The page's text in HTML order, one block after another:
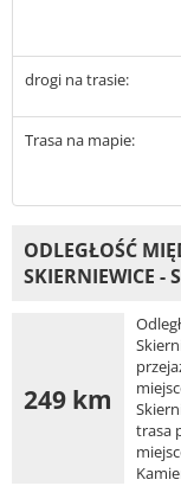
drogi na trasie:
Trasa na mapie:
ODLEGŁOŚĆ
SKIERNIEWICE -
249 km
trasa